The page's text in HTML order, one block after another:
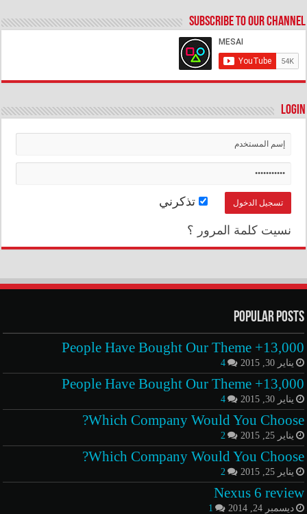
Subscribe to our Channel
Login
تذكرني
نسيت كلمة المرور ؟
Popular Posts
13,000+ People Have Bought Our Theme
يناير 30, 2015 4
13,000+ People Have Bought Our Theme
يناير 30, 2015 4
Which Company Would You Choose?
يناير 25, 2015 2
Which Company Would You Choose?
يناير 25, 2015 2
Nexus 6 review
ديسمبر 24, 2014 1